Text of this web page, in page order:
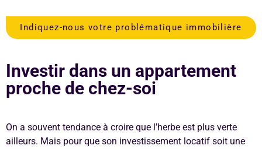
Indiquez-nous votre problématique immobilière
Investir dans un appartement
proche de chez-soi
On a souvent tendance à croire que l’herbe est plus verte
ailleurs. Mais pour que son investissement locatif soit une